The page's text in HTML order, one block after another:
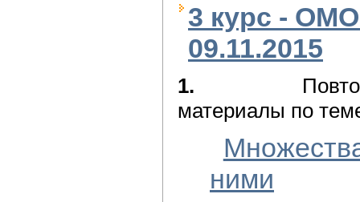
3 курс -
09.11.2015
1. Повторить/
материалы по
ними